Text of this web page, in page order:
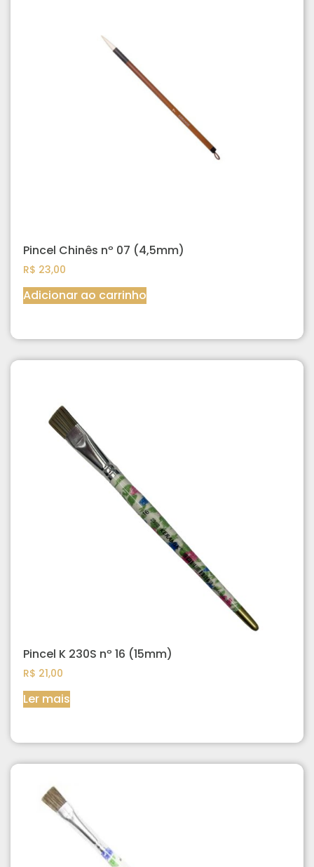
Pincel Chinês nº 07 (4,5mm)
R$ 23,00
Adicionar ao carrinho
Pincel K 230S nº 16 (15mm)
R$ 21,00
Ler mais